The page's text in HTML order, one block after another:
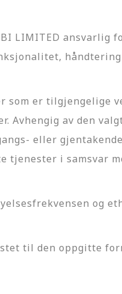
LIMITED ansvarlig
er tilgjengelige
av den
eller
i samsvar
og
til den oppgitte